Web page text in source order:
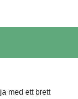
med ett brett